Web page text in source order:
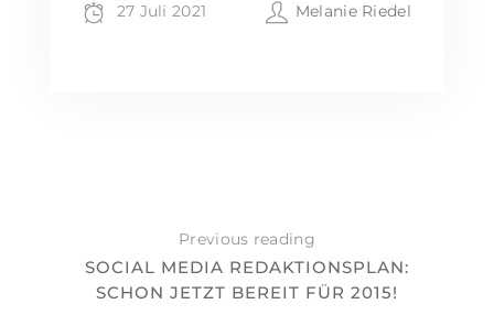
27 Juli 2021 Melanie Riedel
Previous reading
SOCIAL MEDIA REDAKTIONSPLAN:
SCHON JETZT BEREIT FÜR 2015!